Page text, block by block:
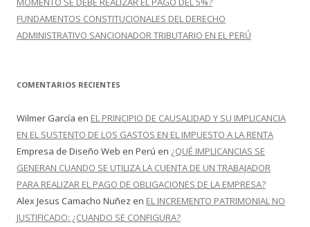
FUNDAMENTOS CONSTITUCIONALES DEL DERECHO
ADMINISTRATIVO SANCIONADOR TRIBUTARIO EN EL PERÚ
COMENTARIOS RECIENTES
Wilmer García en EL PRINCIPIO DE CAUSALIDAD Y SU IMPLICANCIA
EN EL SUSTENTO DE LOS GASTOS EN EL IMPUESTO A LA RENTA
Empresa de Diseño Web en Perú en ¿QUÉ IMPLICANCIAS SE
GENERAN CUANDO SE UTILIZA LA CUENTA DE UN TRABAJADOR
PARA REALIZAR EL PAGO DE OBLIGACIONES DE LA EMPRESA?
Alex Jesus Camacho Nuñez en EL INCREMENTO PATRIMONIAL NO
JUSTIFICADO: ¿CUANDO SE CONFIGURA?